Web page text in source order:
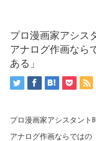
プロ漫画家アシス
アナログ作画なら
ある」
プロ漫画家アシスタント
アナログ作画ならではの